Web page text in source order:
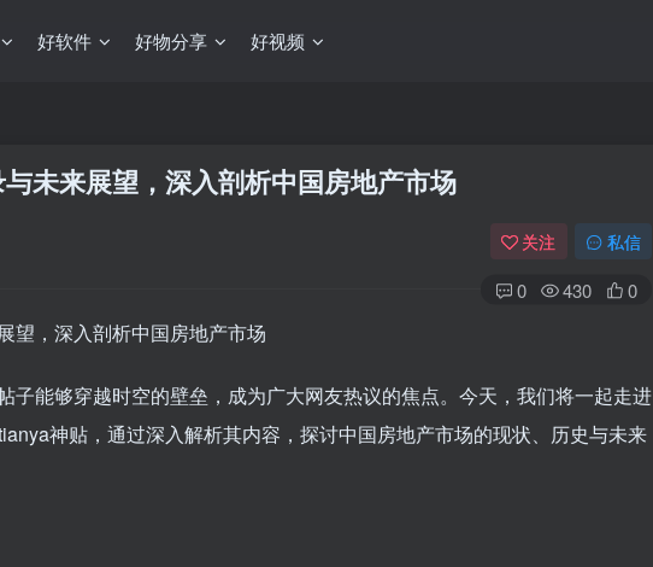
好软件 好物分享 好视频
未来展望，深入剖析中国房地产市场
关注 私信
0 430 0
子能够穿越时空的壁垒，成为广大网友热议的焦点。今天，我们将一起走进
神贴，通过深入解析其内容，探讨中国房地产市场的现状、历史与未来